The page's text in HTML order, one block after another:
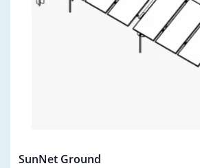
SunNet Ground